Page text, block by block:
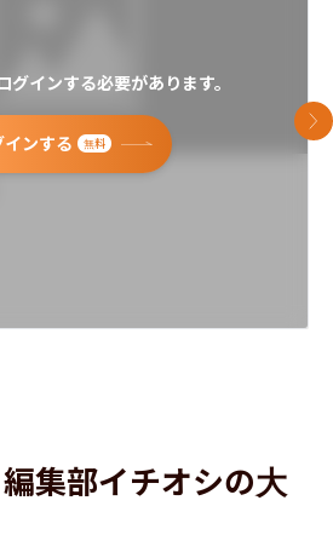
グインする必要があります。
インする 無料
次
集部イチオシの大